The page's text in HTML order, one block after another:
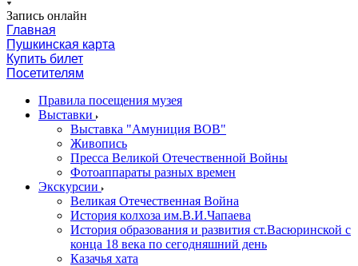
Запись онлайн
Главная
Пушкинская карта
Купить билет
Посетителям
Правила посещения музея
Выставки
Выставка "Амуниция ВОВ"
Живопись
Пресса Великой Отечественной Войны
Фотоаппараты разных времен
Экскурсии
Великая Отечественная Война
История колхоза им.В.И.Чапаева
История образования и развития ст.Васюринской с
конца 18 века по сегодняшний день
Казачья хата